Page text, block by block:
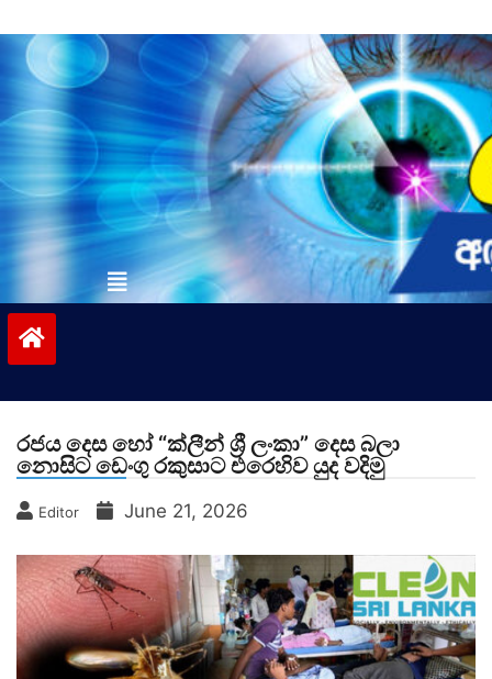
to
contentvinivida.lk
රජය දෙස හෝ “ක්ලීන් ශ්‍රී ලංකා” දෙස බලා
නොසිට ඩෙංගු රකුසාට එරෙහිව යුද වදිමු
Editor June 21, 2026